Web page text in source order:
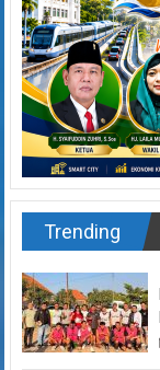
Trending